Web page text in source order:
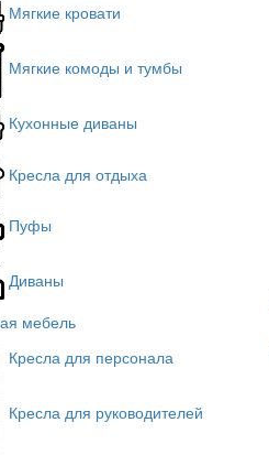
Мягкие кровати
Мягкие комоды и тумбы
Кухонные диваны
Кресла для отдыха
Пуфы
Диваны
мебель
Кресла для персонала
Кресла для руководителей